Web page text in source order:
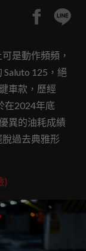
是動作頻頻，
125，絕
車款，歷經
在2024年底
異的油耗成績
過去典雅形
)